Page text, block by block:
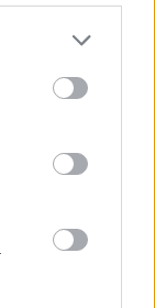
more Google
may click to
party tags to
below Google